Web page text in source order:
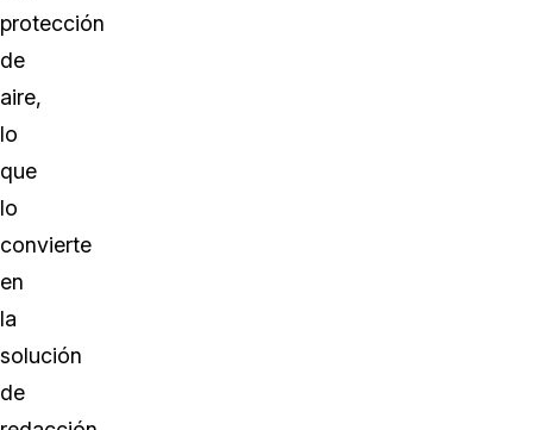
protección
de
aire,
lo
que
lo
convierte
en
la
solución
de